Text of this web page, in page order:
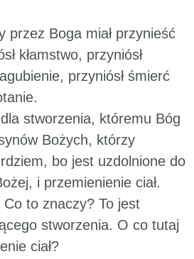
przez Boga miał przynieść
kłamstwo, przyniósł
przyniósł śmierć
stworzenia, któremu Bóg
Bożych, którzy
bo jest uzdolnione do
i przemienienie ciał.
Co to znaczy? To jest
stworzenia. O co tutaj
ciał?